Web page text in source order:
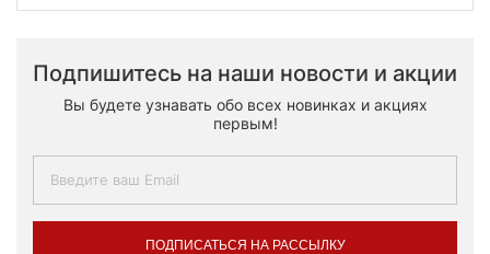
Подпишитесь на наши новости и акции
Вы будете узнавать обо всех новинках и акциях
первым!
ПОДПИСАТЬСЯ НА РАССЫЛКУ